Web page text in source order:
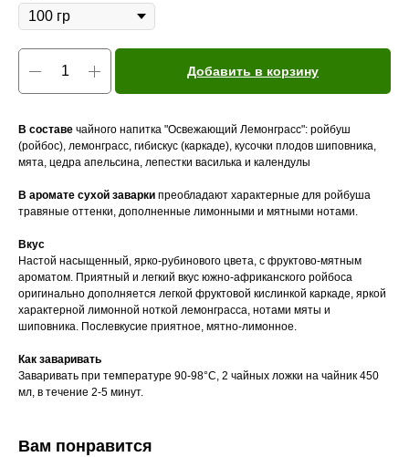
Добавить в корзину
В составе чайного напитка "Освежающий Лемонграсс": ройбуш
(ройбос), лемонграсс, гибискус (каркаде), кусочки плодов шиповника,
мята, цедра апельсина, лепестки василька и календулы
В аромате сухой заварки преобладают характерные для ройбуша
травяные оттенки, дополненные лимонными и мятными нотами.
Вкус
Настой насыщенный, ярко-рубинового цвета, с фруктово-мятным
ароматом. Приятный и легкий вкус южно-африканского ройбоса
оригинально дополняется легкой фруктовой кислинкой каркаде, яркой
характерной лимонной ноткой лемонграсса, нотами мяты и
шиповника. Послевкусие приятное, мятно-лимонное.
Как заваривать
Заваривать при температуре 90-98°C, 2 чайных ложки на чайник 450
мл, в течение 2-5 минут.
Вам понравится